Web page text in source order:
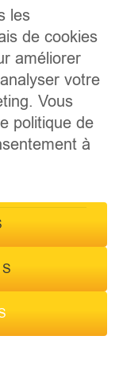
réalisé par
les
de cookies
améliorer
votre
Vous
politique de
à